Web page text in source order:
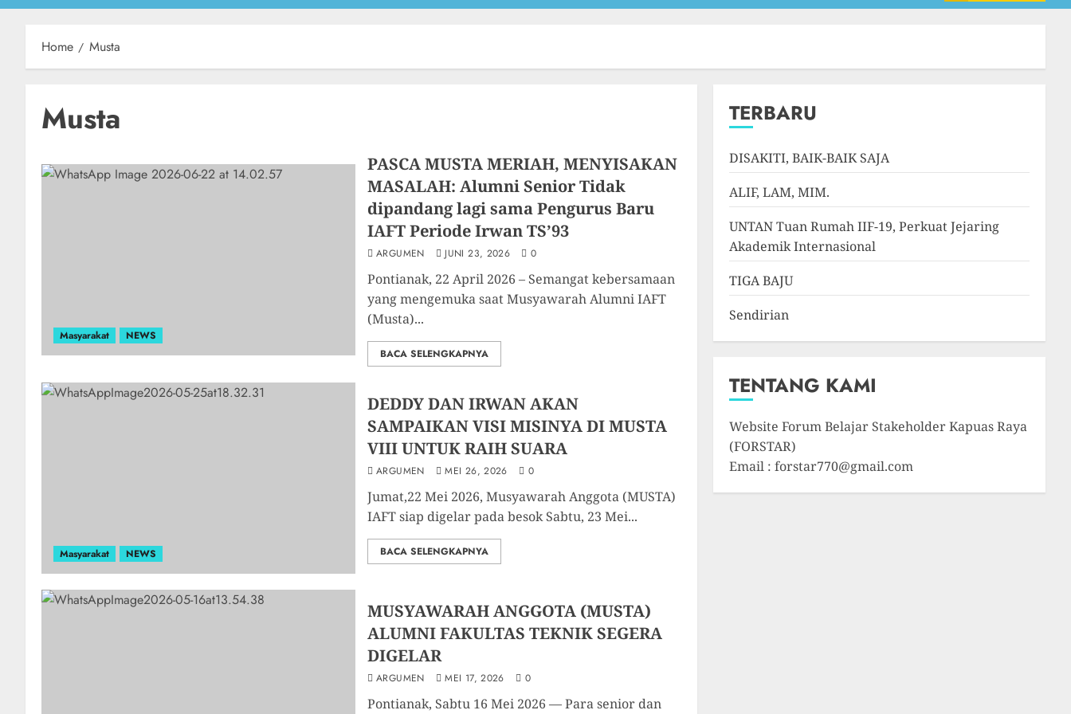
Home Musta
Musta
Masyarakat NEWS
PASCA MUSTA MERIAH, MENYISAKAN
MASALAH: Alumni Senior Tidak
dipandang lagi sama Pengurus Baru
IAFT Periode Irwan TS’93
ARGUMEN JUNI 23, 2026 0
Pontianak, 22 April 2026 – Semangat kebersamaan
yang mengemuka saat Musyawarah Alumni IAFT
(Musta)...
BACA SELENGKAPNYA
Masyarakat NEWS
DEDDY DAN IRWAN AKAN
SAMPAIKAN VISI MISINYA DI MUSTA
VIII UNTUK RAIH SUARA
ARGUMEN MEI 26, 2026 0
Jumat,22 Mei 2026, Musyawarah Anggota (MUSTA)
IAFT siap digelar pada besok Sabtu, 23 Mei...
BACA SELENGKAPNYA
MUSYAWARAH ANGGOTA (MUSTA)
ALUMNI FAKULTAS TEKNIK SEGERA
DIGELAR
ARGUMEN MEI 17, 2026 0
Pontianak, Sabtu 16 Mei 2026 — Para senior dan
TERBARU
DISAKITI, BAIK-BAIK SAJA
ALIF, LAM, MIM.
UNTAN Tuan Rumah IIF-19, Perkuat Jejaring
Akademik Internasional
TIGA BAJU
Sendirian
TENTANG KAMI
Website Forum Belajar Stakeholder Kapuas Raya
(FORSTAR)
Email : forstar770@gmail.com